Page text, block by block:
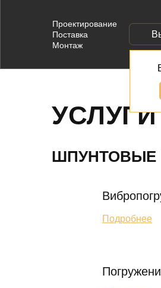
Проектирование
Поставка
Монтаж
ШПУНТОВЫЕ
Подробнее